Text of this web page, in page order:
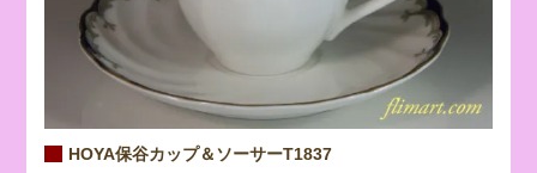
HOYA保谷カップ＆ソーサーT1837